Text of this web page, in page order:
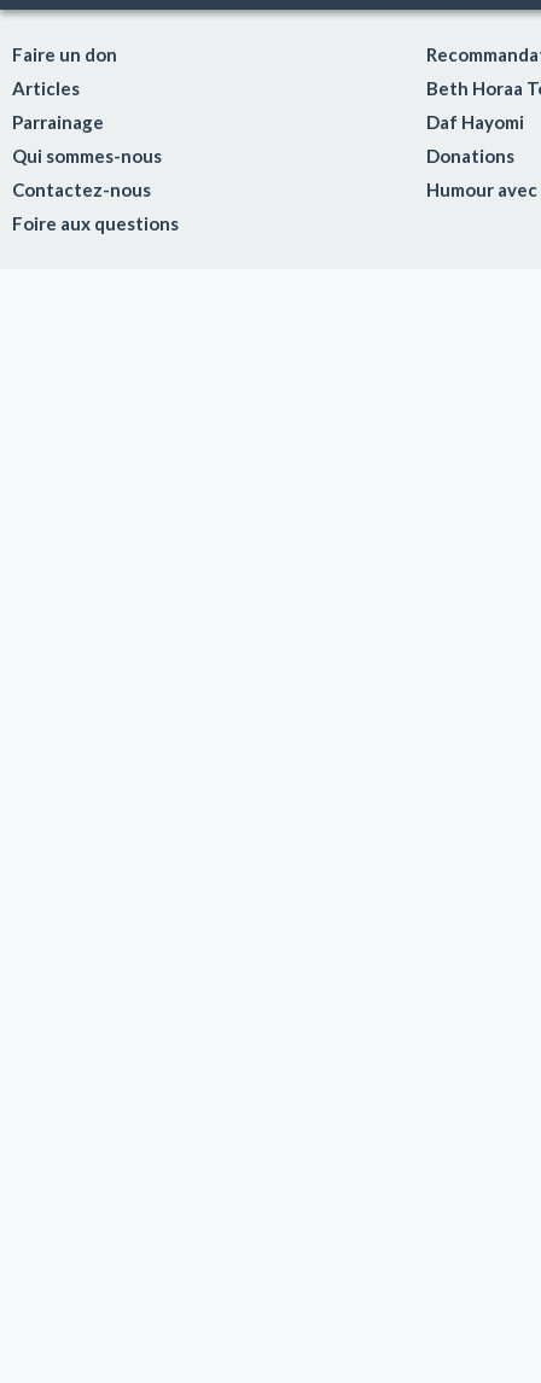
Faire un don
Articles
Parrainage
Qui sommes-nous
Contactez-nous
Foire aux questions
Beth Horaa
Daf Hayomi
Donations
Humour